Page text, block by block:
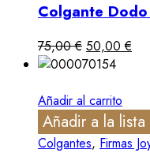
Colgante
75,00€ 50,00€
Añadir al carrito
Añadir a la
Colgantes, Firmas